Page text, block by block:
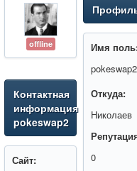
Вход
offline
Контактная
информация
pokeswap2
Сайт:
Имя
pokeswap2
Откуда:
Николаев
0